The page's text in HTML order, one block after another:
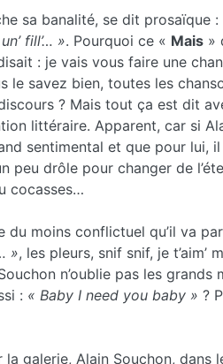
sa banalité, se dit prosaïque :
fill’… ». Pourquoi ce « Mais »
: je vais vous faire une
le savez bien, toutes les
? Mais tout ça est dit
littéraire. Apparent, car si
sentimental et que pour lui,
peu drôle pour changer de
cocasses…
du moins conflictuel qu’il va
», les pleurs, snif snif, je t’aim’
n’oublie pas les grands
: « Baby I need you baby » ?
la galerie, Alain Souchon, dans